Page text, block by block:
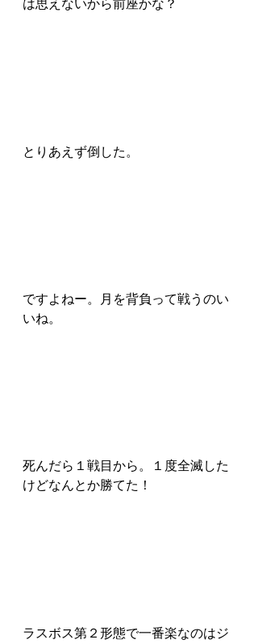
とりあえず倒した。
ですよねー。月を背負って戦うのい
いね。
死んだら１戦目から。１度全滅した
けどなんとか勝てた！
ラスボス第２形態で一番楽なのはジ